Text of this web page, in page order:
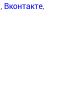
, Вконтакте,